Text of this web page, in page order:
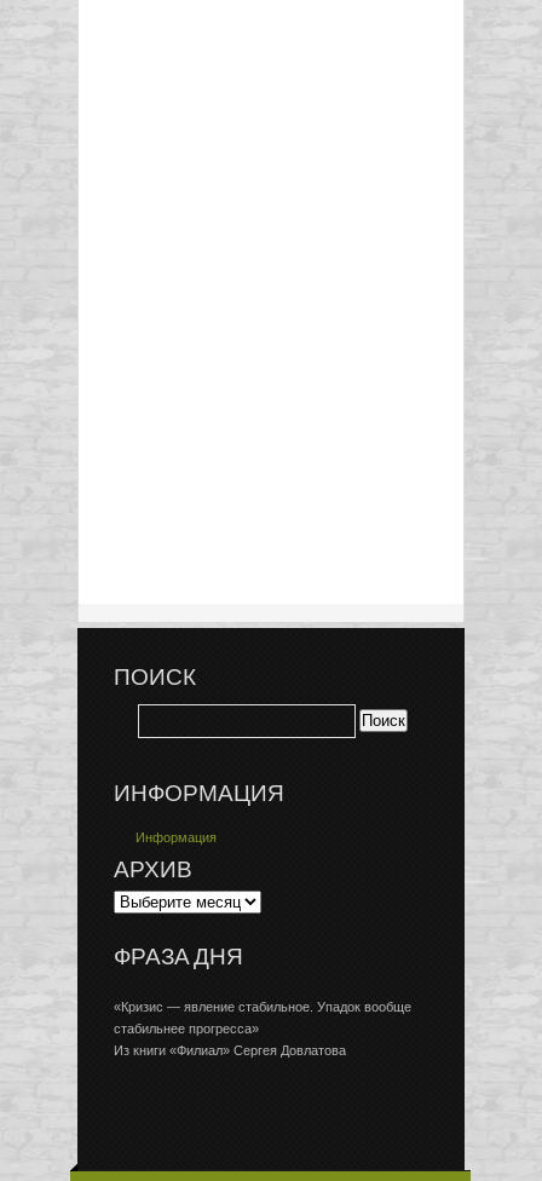
ПОИСК
ИНФОРМАЦИЯ
Информация
АРХИВ
ФРАЗА ДНЯ
«Кризис — явление стабильное. Упадок вообще
стабильнее прогресса»
Из книги «Филиал» Сергея Довлатова